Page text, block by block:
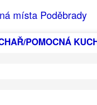
místa Poděbrady
POMOCNÁ